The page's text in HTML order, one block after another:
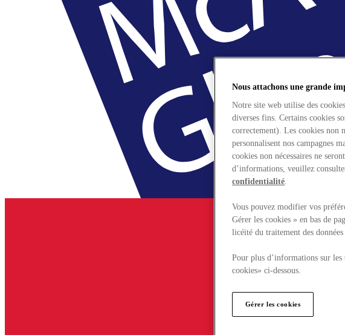
Nous attachons une grande
Notre site web utilise des
diverses fins. Certains cookies
correctement). Les cookies non
personnalisent nos campagnes
cookies non nécessaires ne
d’informations, veuillez
confidentialité.
Vous pouvez modifier vos
Gérer les cookies » en bas de
licéité du traitement des
Pour plus d’informations sur les
cookies» ci-dessous.
Gérer les cookies